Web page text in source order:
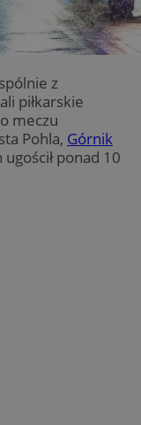
z
piłkarskie
meczu
Pohla, Górnik
ugościł ponad 10